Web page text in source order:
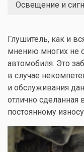
Освещение и
Глушитель, как и
мнению многих не
автомобиля. Это
в случае
и обслуживания
отлично сделанная
постоянному